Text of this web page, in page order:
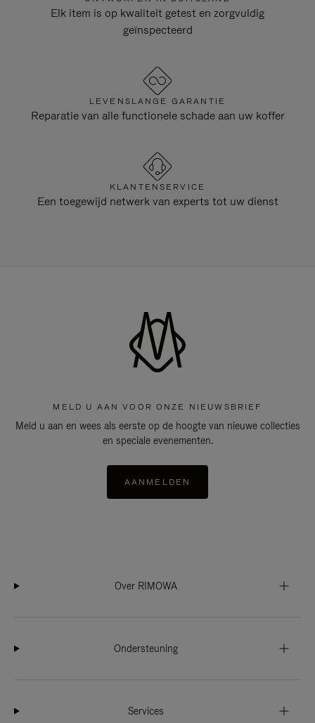
Elk item is op kwaliteit getest en zorgvuldig
geïnspecteerd
LEVENSLANGE GARANTIE
Reparatie van alle functionele schade aan uw koffer
KLANTENSERVICE
Een toegewijd netwerk van experts tot uw dienst
MELD U AAN VOOR ONZE NIEUWSBRIEF
Meld u aan en wees als eerste op de hoogte van nieuwe collecties
en speciale evenementen.
AANMELDEN
Over RIMOWA
Ondersteuning
Services